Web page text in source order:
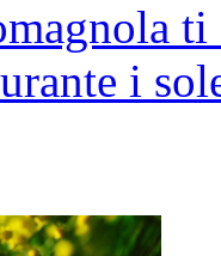
i